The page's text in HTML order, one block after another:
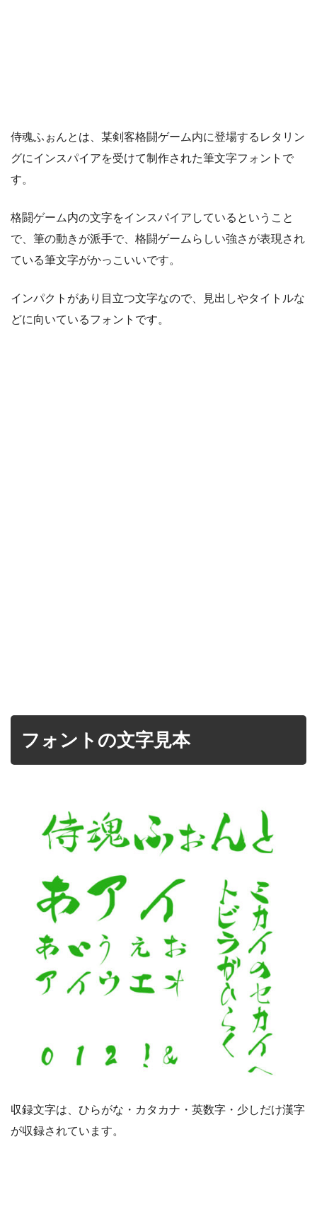
侍魂ふぉんとは、某剣客格闘ゲーム内に登場するレタリン
グにインスパイアを受けて制作された筆文字フォントで
す。
格闘ゲーム内の文字をインスパイアしているということ
で、筆の動きが派手で、格闘ゲームらしい強さが表現され
ている筆文字がかっこいいです。
インパクトがあり目立つ文字なので、見出しやタイトルな
どに向いているフォントです。
フォントの文字見本
収録文字は、ひらがな・カタカナ・英数字・少しだけ漢字
が収録されています。